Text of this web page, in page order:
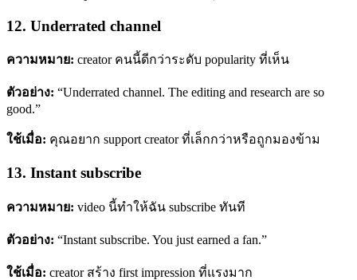
12. Underrated channel
ความหมาย: creator คนนี้ดีกว่าระดับ popularity ที่เห็น
ตัวอย่าง: “Underrated channel. The editing and research are so
good.”
ใช้เมื่อ: คุณอยาก support creator ที่เล็กกว่าหรือถูกมองข้าม
13. Instant subscribe
ความหมาย: video นี้ทำให้ฉัน subscribe ทันที
ตัวอย่าง: “Instant subscribe. You just earned a fan.”
ใช้เมื่อ: creator สร้าง first impression ที่แรงมาก